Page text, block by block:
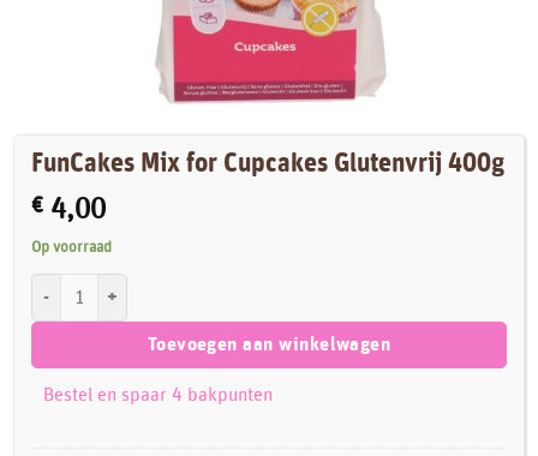
FunCakes Mix for Cupcakes Glutenvrij 400g
€ 4,00
Op voorraad
Toevoegen aan winkelwagen
Bestel en spaar 4 bakpunten